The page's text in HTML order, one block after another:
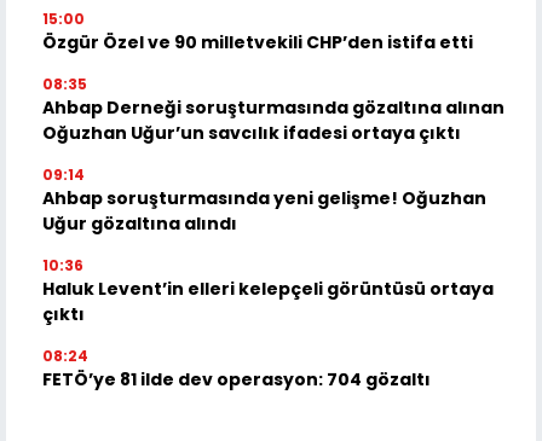
15:00
Özgür Özel ve 90 milletvekili CHP’den istifa etti
08:35
Ahbap Derneği soruşturmasında gözaltına alınan
Oğuzhan Uğur’un savcılık ifadesi ortaya çıktı
09:14
Ahbap soruşturmasında yeni gelişme! Oğuzhan
Uğur gözaltına alındı
10:36
Haluk Levent’in elleri kelepçeli görüntüsü ortaya
çıktı
08:24
FETÖ’ye 81 ilde dev operasyon: 704 gözaltı